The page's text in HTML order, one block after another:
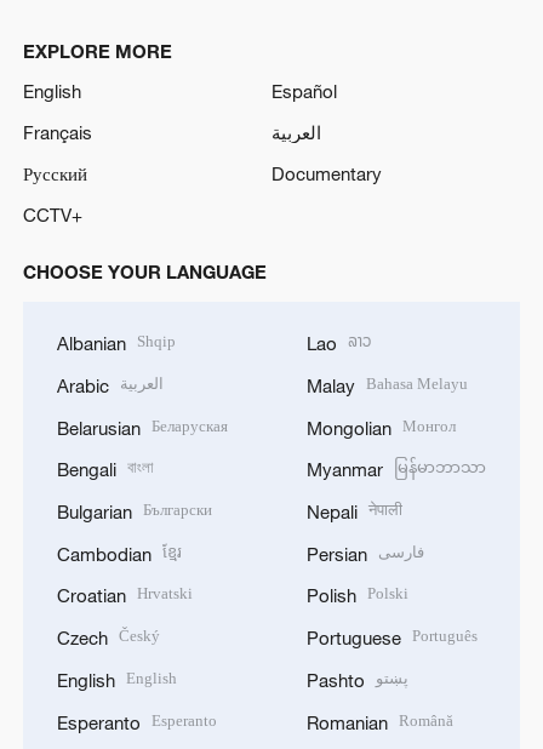
EXPLORE MORE
English
Español
Français
العربية
Русский
Documentary
CCTV+
CHOOSE YOUR LANGUAGE
Albanian Shqip
Arabic العربية
Belarusian Беларуская
Bengali বাংলা
Bulgarian Български
Cambodian ខ្មែរ
Croatian Hrvatski
Czech Český
English English
Esperanto Esperanto
Lao ລາວ
Malay Bahasa Melayu
Mongolian Монгол
Myanmar မြန်မာဘာသာ
Nepali नेपाली
Persian فارسی
Polish Polski
Portuguese Português
Pashto پښتو
Romanian Română